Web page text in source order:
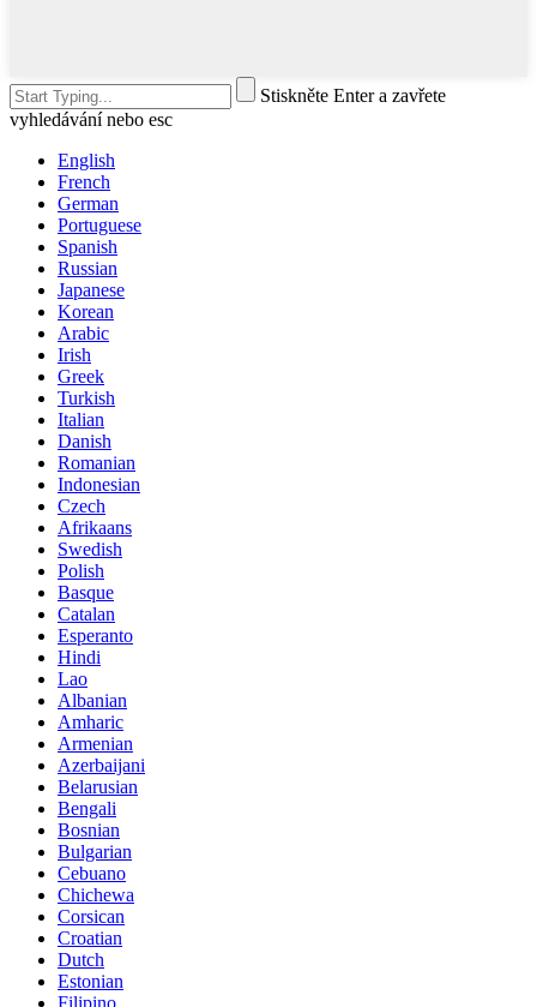
Stiskněte Enter a zavřete
vyhledávání nebo esc
English
French
German
Portuguese
Spanish
Russian
Japanese
Korean
Arabic
Irish
Greek
Turkish
Italian
Danish
Romanian
Indonesian
Czech
Afrikaans
Swedish
Polish
Basque
Catalan
Esperanto
Hindi
Lao
Albanian
Amharic
Armenian
Azerbaijani
Belarusian
Bengali
Bosnian
Bulgarian
Cebuano
Chichewa
Corsican
Croatian
Dutch
Estonian
Filipino